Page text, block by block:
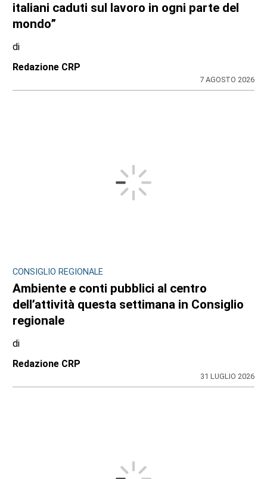
italiani caduti sul lavoro in ogni parte del
mondo”
di
Redazione CRP
7 AGOSTO 2026
CONSIGLIO REGIONALE
Ambiente e conti pubblici al centro
dell’attività questa settimana in Consiglio
regionale
di
Redazione CRP
31 LUGLIO 2026